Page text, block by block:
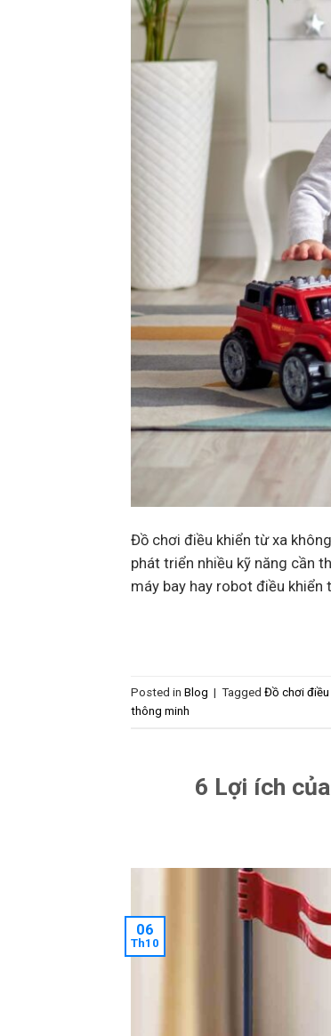
Đồ chơi điều khiển từ xa
phát triển nhiều kỹ năng cần
máy bay hay robot điều khiển
Posted in Blog | Tagged Đồ chơi
thông minh
6 Lợi ích
06
Th10